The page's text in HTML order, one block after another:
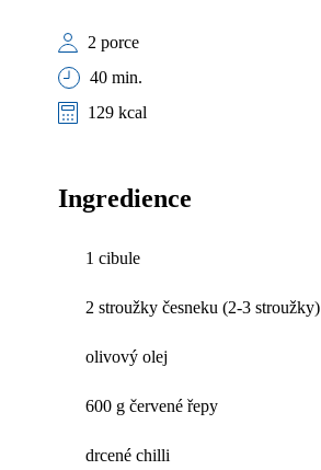
2 porce
40 min.
129 kcal
Ingredience
1 cibule
2 stroužky česneku (2-3 stroužky)
olivový olej
600 g červené řepy
drcené chilli